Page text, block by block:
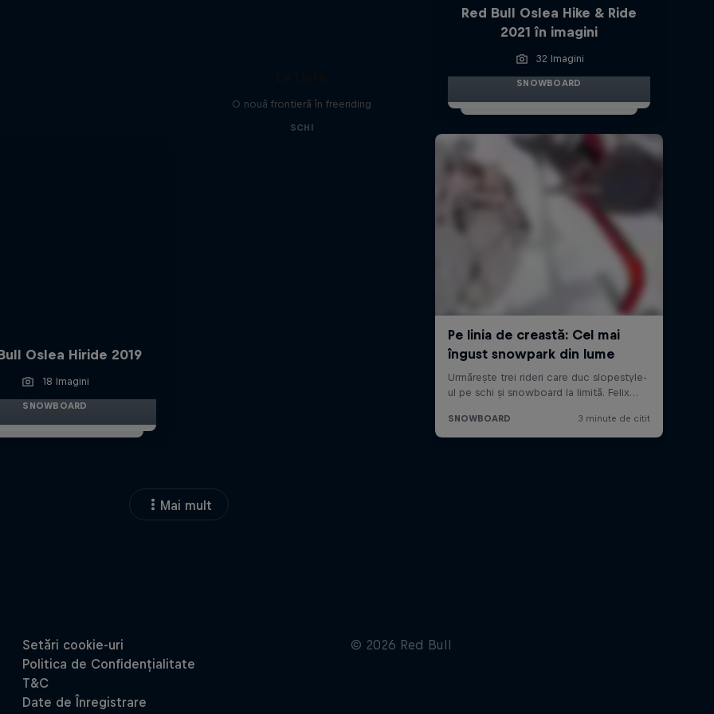
Red Bull Oslea Hike & Ride
2021 în imagini
32 Imagini
SNOWBOARD
Oslea Hiride 2019
18 Imagini
SNOWBOARD
O nouă frontieră în freeriding
SCHI
Mai mult